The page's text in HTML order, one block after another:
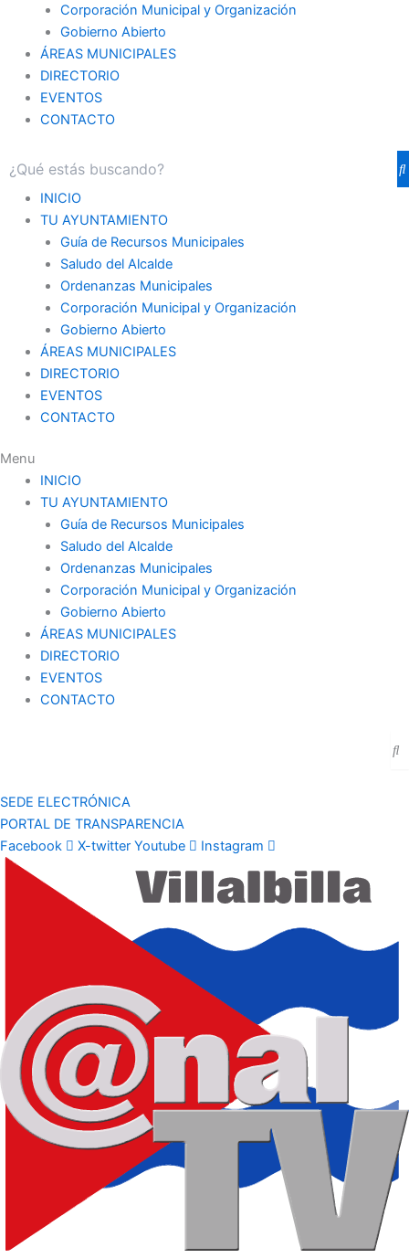
Corporación Municipal y Organización
Gobierno Abierto
ÁREAS MUNICIPALES
DIRECTORIO
EVENTOS
CONTACTO
INICIO
TU AYUNTAMIENTO
Guía de Recursos Municipales
Saludo del Alcalde
Ordenanzas Municipales
Corporación Municipal y Organización
Gobierno Abierto
ÁREAS MUNICIPALES
DIRECTORIO
EVENTOS
CONTACTO
Menu
INICIO
TU AYUNTAMIENTO
Guía de Recursos Municipales
Saludo del Alcalde
Ordenanzas Municipales
Corporación Municipal y Organización
Gobierno Abierto
ÁREAS MUNICIPALES
DIRECTORIO
EVENTOS
CONTACTO
SEDE ELECTRÓNICA
PORTAL DE TRANSPARENCIA
Facebook
X-twitter Youtube Instagram